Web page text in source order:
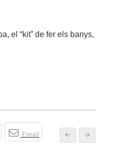
el “kit” de fer els banys,
Email